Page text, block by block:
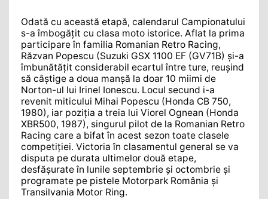
Odată cu această etapă, calendarul Campionatului
s-a îmbogățit cu clasa moto istorice. Aflat la prima
participare în familia Romanian Retro Racing,
Răzvan Popescu (Suzuki GSX 1100 EF (GV71B) și-a
îmbunătățit considerabil ecartul între ture, reușind
să câștige a doua manșă la doar 10 miimi de
Norton-ul lui Irinel Ionescu. Locul secund i-a
revenit miticului Mihai Popescu (Honda CB 750,
1980), iar poziția a treia lui Viorel Ognean (Honda
XBR500, 1987), singurul pilot de la Romanian Retro
Racing care a bifat în acest sezon toate clasele
competiției. Victoria în clasamentul general se va
disputa pe durata ultimelor două etape,
desfășurate în lunile septembrie și octombrie și
programate pe pistele Motorpark România și
Transilvania Motor Ring.